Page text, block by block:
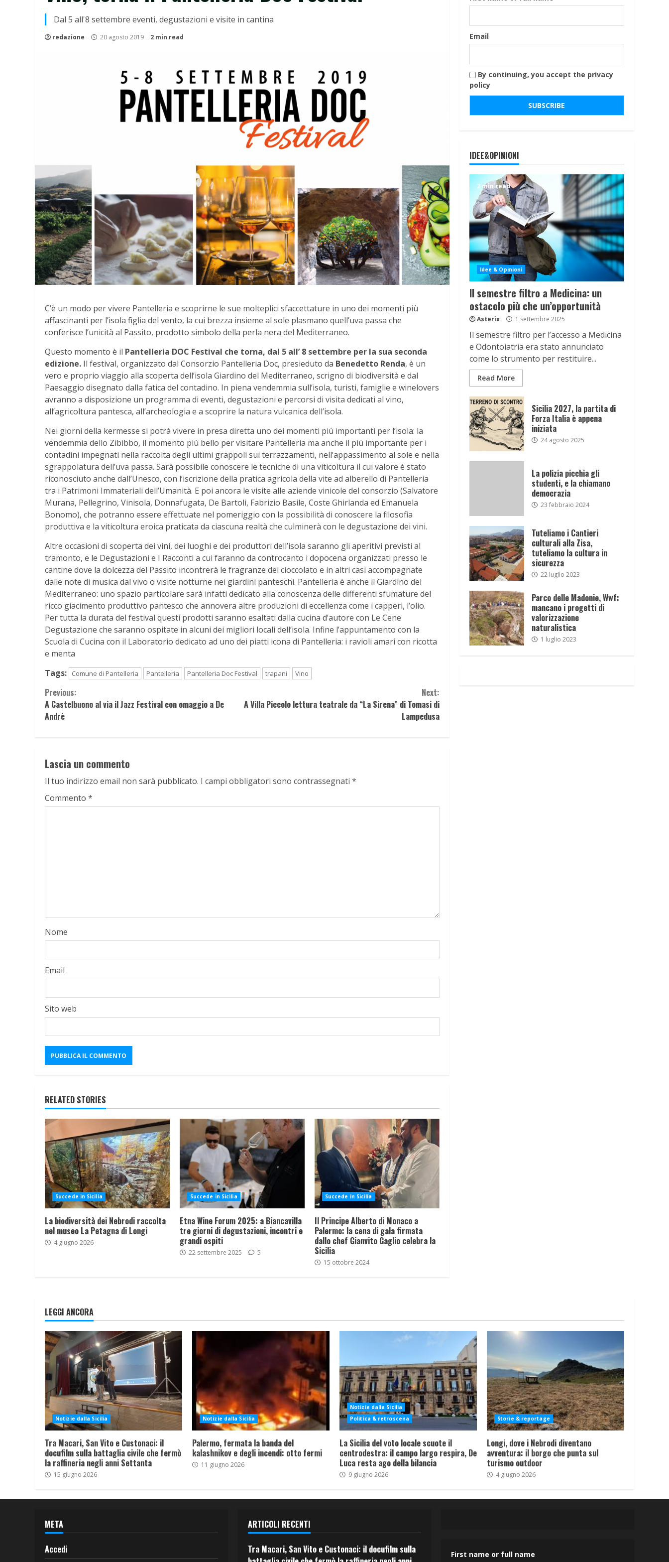
Dal 5 all'8 settembre eventi, degustazioni e visite in cantina
redazione 20 agosto 2019 2 min read
C’è un modo per vivere Pantelleria e scoprirne le sue molteplici sfaccettature in uno dei momenti più
affascinanti per l’isola figlia del vento, la cui brezza insieme al sole plasmano quell’uva passa che
conferisce l’unicità al Passito, prodotto simbolo della perla nera del Mediterraneo.
Questo momento è il Pantelleria DOC Festival che torna, dal 5 all’ 8 settembre per la sua seconda
edizione. Il festival, organizzato dal Consorzio Pantelleria Doc, presieduto da Benedetto Renda, è un
vero e proprio viaggio alla scoperta dell’isola Giardino del Mediterraneo, scrigno di biodiversità e dal
Paesaggio disegnato dalla fatica del contadino. In piena vendemmia sull’isola, turisti, famiglie e winelovers
avranno a disposizione un programma di eventi, degustazioni e percorsi di visita dedicati al vino,
all’agricoltura pantesca, all’archeologia e a scoprire la natura vulcanica dell’isola.
Nei giorni della kermesse si potrà vivere in presa diretta uno dei momenti più importanti per l’isola: la
vendemmia dello Zibibbo, il momento più bello per visitare Pantelleria ma anche il più importante per i
contadini impegnati nella raccolta degli ultimi grappoli sui terrazzamenti, nell’appassimento al sole e nella
sgrappolatura dell’uva passa. Sarà possibile conoscere le tecniche di una viticoltura il cui valore è stato
riconosciuto anche dall’Unesco, con l’iscrizione della pratica agricola della vite ad alberello di Pantelleria
tra i Patrimoni Immateriali dell’Umanità. E poi ancora le visite alle aziende vinicole del consorzio (Salvatore
Murana, Pellegrino, Vinisola, Donnafugata, De Bartoli, Fabrizio Basile, Coste Ghirlanda ed Emanuela
Bonomo), che potranno essere effettuate nel pomeriggio con la possibilità di conoscere la filosofia
produttiva e la viticoltura eroica praticata da ciascuna realtà che culminerà con le degustazione dei vini.
Altre occasioni di scoperta dei vini, dei luoghi e dei produttori dell’isola saranno gli aperitivi previsti al
tramonto, e le Degustazioni e I Racconti a cui faranno da controcanto i dopocena organizzati presso le
cantine dove la dolcezza del Passito incontrerà le fragranze del cioccolato e in altri casi accompagnate
dalle note di musica dal vivo o visite notturne nei giardini panteschi. Pantelleria è anche il Giardino del
Mediterraneo: uno spazio particolare sarà infatti dedicato alla conoscenza delle differenti sfumature del
ricco giacimento produttivo pantesco che annovera altre produzioni di eccellenza come i capperi, l’olio.
Per tutta la durata del festival questi prodotti saranno esaltati dalla cucina d’autore con Le Cene
Degustazione che saranno ospitate in alcuni dei migliori locali dell’isola. Infine l’appuntamento con la
Scuola di Cucina con il Laboratorio dedicato ad uno dei piatti icona di Pantelleria: i ravioli amari con ricotta
e menta
Tags:
Comune di Pantelleria Pantelleria Pantelleria Doc Festival trapani Vino
Continue
Reading
Previous:
A Castelbuono al via il Jazz Festival con omaggio a De
Andrè
Next:
A Villa Piccolo lettura teatrale da “La Sirena” di Tomasi di
Lampedusa
Lascia un commento
Il tuo indirizzo email non sarà pubblicato. I campi obbligatori sono contrassegnati *
Commento *
Nome
Email
Sito web
RELATED STORIES
Succede in Sicilia
La biodiversità dei Nebrodi raccolta
nel museo La Petagna di Longi
4 giugno 2026
Succede in Sicilia
Etna Wine Forum 2025: a Biancavilla
tre giorni di degustazioni, incontri e
grandi ospiti
22 settembre 2025 5
Succede in Sicilia
Il Principe Alberto di Monaco a
Palermo: la cena di gala firmata
dallo chef Gianvito Gaglio celebra la
Sicilia
15 ottobre 2024
Email
By continuing, you accept the privacy
policy
IDEE&OPINIONI
2 min read
Idee & Opinioni
Il semestre filtro a Medicina: un
ostacolo più che un’opportunità
Asterix 1 settembre 2025
Il semestre filtro per l’accesso a Medicina
e Odontoiatria era stato annunciato
come lo strumento per restituire...
Read More
Sicilia 2027, la partita di
Forza Italia è appena
iniziata
24 agosto 2025
La polizia picchia gli
studenti, e la chiamano
democrazia
23 febbraio 2024
Tuteliamo i Cantieri
culturali alla Zisa,
tuteliamo la cultura in
sicurezza
22 luglio 2023
Parco delle Madonie, Wwf:
mancano i progetti di
valorizzazione
naturalistica
1 luglio 2023
LEGGI ANCORA
Notizie dalla Sicilia
Tra Macari, San Vito e Custonaci: il
docufilm sulla battaglia civile che fermò
la raffineria negli anni Settanta
15 giugno 2026
Notizie dalla Sicilia
Palermo, fermata la banda del
kalashnikov e degli incendi: otto fermi
11 giugno 2026
Notizie dalla Sicilia
Politica & retroscena
La Sicilia del voto locale scuote il
centrodestra: il campo largo respira, De
Luca resta ago della bilancia
9 giugno 2026
Storie & reportage
Longi, dove i Nebrodi diventano
avventura: il borgo che punta sul
turismo outdoor
4 giugno 2026
META
Accedi
ARTICOLI RECENTI
Tra Macari, San Vito e Custonaci: il docufilm sulla
First name or full name